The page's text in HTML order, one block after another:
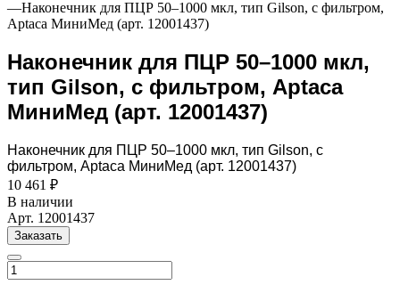
—Наконечник для ПЦР 50–1000 мкл, тип Gilson, с фильтром,
Aptaca МиниМед (арт. 12001437)
Наконечник для ПЦР 50–1000 мкл,
тип Gilson, с фильтром, Aptaca
МиниМед (арт. 12001437)
Наконечник для ПЦР 50–1000 мкл, тип Gilson, с
фильтром, Aptaca МиниМед (арт. 12001437)
10 461 ₽
В наличии
Арт. 12001437
Заказать